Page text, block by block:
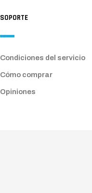
SOPORTE
Condiciones del servicio
Cómo comprar
Opiniones